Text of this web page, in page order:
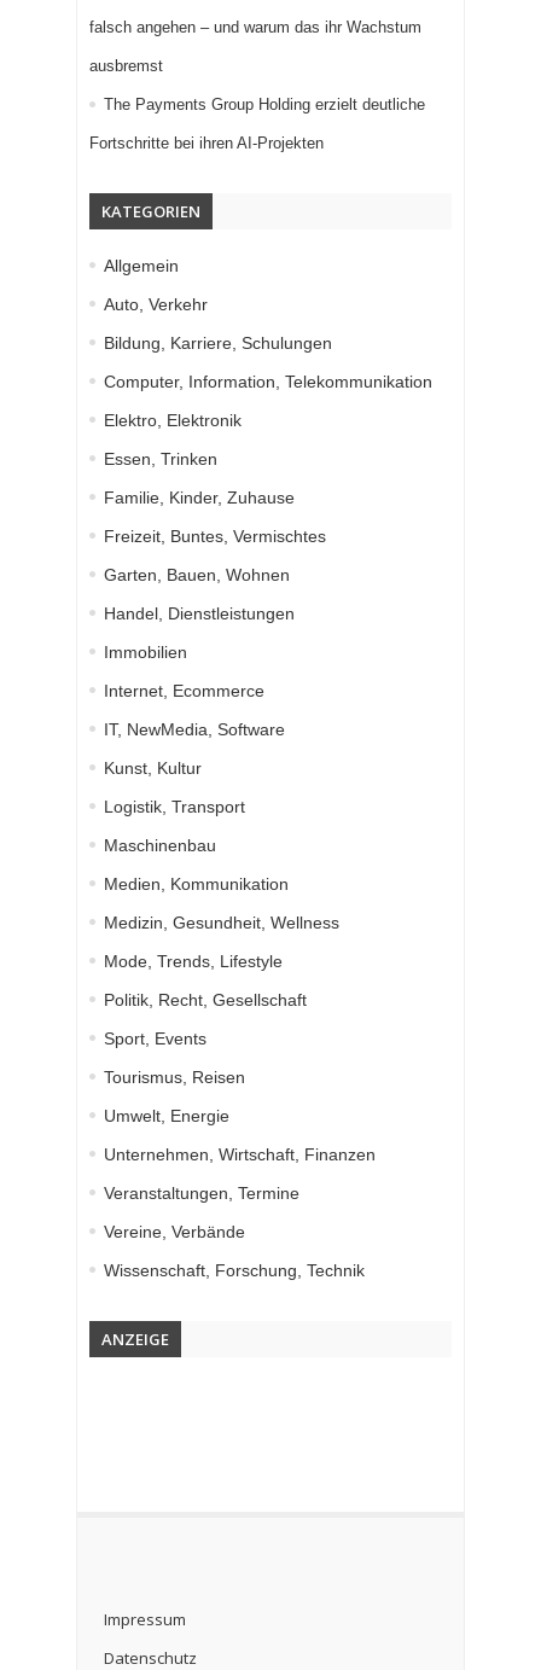
falsch angehen – und warum das ihr Wachstum
ausbremst
The Payments Group Holding erzielt deutliche
Fortschritte bei ihren AI-Projekten
KATEGORIEN
Allgemein
Auto, Verkehr
Bildung, Karriere, Schulungen
Computer, Information, Telekommunikation
Elektro, Elektronik
Essen, Trinken
Familie, Kinder, Zuhause
Freizeit, Buntes, Vermischtes
Garten, Bauen, Wohnen
Handel, Dienstleistungen
Immobilien
Internet, Ecommerce
IT, NewMedia, Software
Kunst, Kultur
Logistik, Transport
Maschinenbau
Medien, Kommunikation
Medizin, Gesundheit, Wellness
Mode, Trends, Lifestyle
Politik, Recht, Gesellschaft
Sport, Events
Tourismus, Reisen
Umwelt, Energie
Unternehmen, Wirtschaft, Finanzen
Veranstaltungen, Termine
Vereine, Verbände
Wissenschaft, Forschung, Technik
ANZEIGE
Impressum
Datenschutz